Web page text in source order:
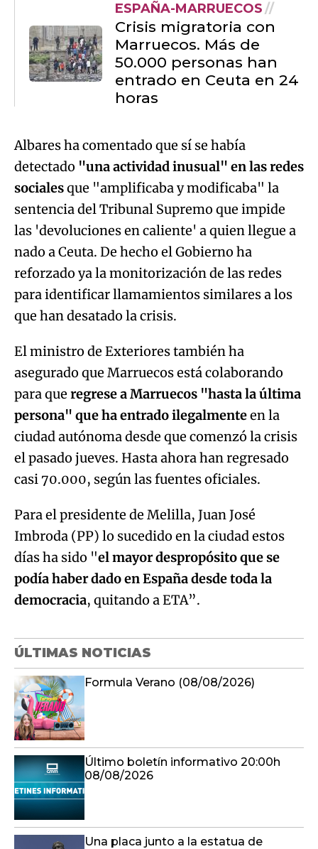
ESPAÑA-MARRUECOS
Crisis migratoria con
Marruecos. Más de
50.000 personas han
entrado en Ceuta en 24
horas
Albares ha comentado que sí se había
detectado "una actividad inusual" en las redes
socialesque "amplificaba y modificaba" la
sentencia del Tribunal Supremo que impide
las 'devoluciones en caliente' a quien llegue a
nado a Ceuta. De hecho el Gobierno ha
reforzado ya la monitorización de las redes
para identificar llamamientos similares a los
que han desatado la crisis.
El ministro de Exteriores también ha
asegurado que Marruecos está colaborando
para que regrese a Marruecos "hasta la última
persona" que ha entrado ilegalmenteen la
ciudad autónoma desde que comenzó la crisis
el pasado jueves. Hasta ahora han regresado
casi 70.000, según las fuentes oficiales.
Para el presidente de Melilla, Juan José
Imbroda (PP) lo sucedido en la ciudad estos
días ha sido "el mayor despropósito que se
podía haber dado en España desde toda la
democracia, quitando a ETA”.
ÚLTIMAS NOTICIAS
Formula Verano (08/08/2026)
Último boletín informativo 20:00h
08/08/2026
Una placa junto a la estatua de